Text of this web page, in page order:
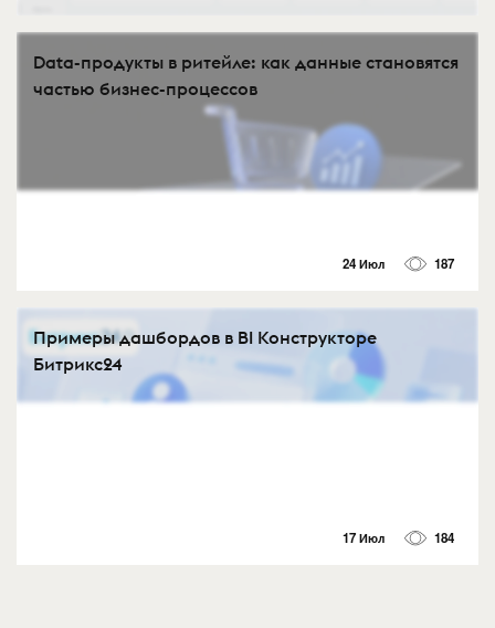
Data-продукты в ритейле: как данные становятся
частью бизнес-процессов
24 Июл 187
Примеры дашбордов в BI Конструкторе
Битрикс24
17 Июл 184